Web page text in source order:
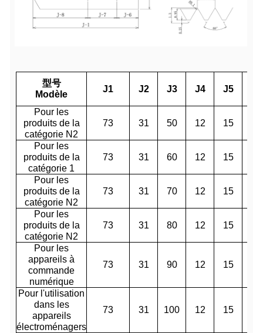
型号
Modèle
J1 J2 J3 J4 J5
Pour les
produits de la
catégorie N2
73 31 50 12 15
Pour les
produits de la
catégorie 1
73 31 60 12 15
Pour les
produits de la
catégorie N2
73 31 70 12 15
Pour les
produits de la
catégorie N2
73 31 80 12 15
Pour les
appareils à
commande
numérique
73 31 90 12 15
Pour l'utilisation
dans les
appareils
électroménagers
73 31 100 12 15